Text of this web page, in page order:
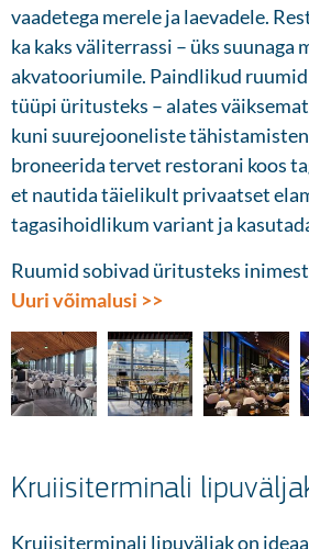
vaadetega merele ja laevadele.
ka kaks väliterrassi – üks suunaga
akvatooriumile. Paindlikud
tüüpi üritusteks – alates
kuni suurejooneliste
broneerida tervet restorani koos
et nautida täielikult privaatset
tagasihoidlikum variant ja
Ruumid sobivad üritusteks
Uuri võimalusi >>
Kruiisiterminali
Kruiisiterminali lipuväljak on